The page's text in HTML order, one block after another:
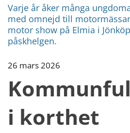
Varje år åker många
med omnejd till
motor show på Elmia i
påskhelgen.
26 mars 2026
i korthet